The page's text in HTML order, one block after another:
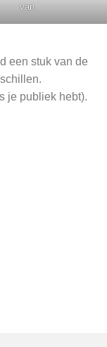
van
een stuk van de
je publiek hebt).